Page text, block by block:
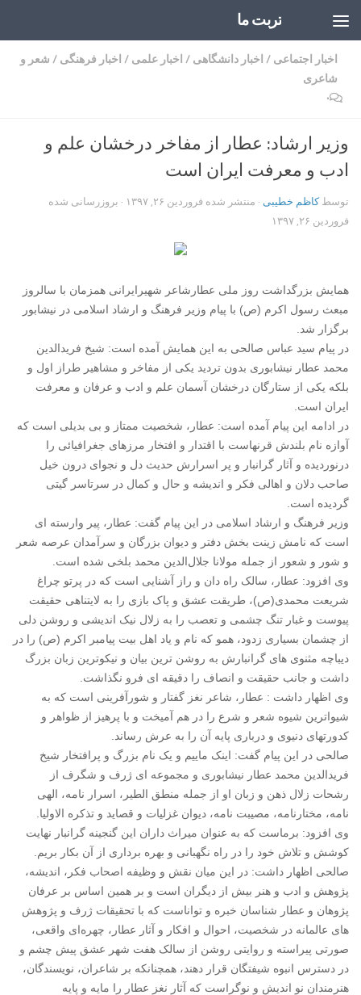
تربت ما
اخبار اجتماعی / اخبار دانشگاهی / اخبار علمی / اخبار فرهنگی / شعر و
شاعری
۰
وزیر ارشاد: عطار از مفاخر درخشان علم و
ادب و معرفت ایران است
توسطکاظم خطیبی · منتشر شده فروردین ۲۶, ۱۳۹۷
· بروزرسانی شده
فروردین ۲۶, ۱۳۹۷
همایش بزرگداشت روز ملی عطارشاعر شهیرایرانی همزمان با سالروز
مبعث رسول اکرم (ص) با پیام وزیر فرهنگ و ارشاد اسلامی در نیشابور
برگزار شد.
در پیام سید عباس صالحی به این همایش آمده است: شیخ فریدالدین
محمد عطار نیشابوری بدون تردید یکی از مفاخر و مشاهیر طراز اول و
بلکه یکی از ستارگان درخشان آسمان علم و ادب و عرفان و معرفت
ایران است.
در ادامه این پیام آمده است: عطار، شخصیت ممتاز و بی بدیلی است که
آوازه نام بلندش قرنهاست با اقتدار و افتخار مرزهای جغرافیائی را
درنوردیده و آثار گرانبار و پر اسرارش حدیث دل و نجوای درون خیل
صاحب دلان و اهالی فکر و اندیشه و حال و کمال در سرتاسر گیتی
گردیده است.
وزیر فرهنگ و ارشاد اسلامی در این پیام گفت: عطار، پیر وارسته ای
است که نامش زینت بخش دفتر و دیوان بزرگان و سرآمدان عرصه شعر
و شور و شعور از جمله مولانا جلال‌الدین محمد بلخی شده است.
وی افزود: عطار، سالک راه دان و راز آشنایی است که در پرتو چراغ
شریعت محمدی‌(ص)، طریقت عشق و پاک بازی را به لایتناهی حقیقت
پیوست و غبار تنگ چشمی و تعصب را به زلال نیک اندیشی و روشن دلی
از چشمان بسیاری زدود، همو که نام و یاد اهل بیت پیامبر اکرم (ص) را در
دیباچه مثنوی های گرانبارش به روشن ترین بیان و نیکوترین زبان بزرگ
داشت و جانب حقیقت و انصاف را دقیقه ای فرو نگذاشت.
وی اظهار داشت : عطار، شاعر نغز گفتار و شورآفرینی است که به
شیواترین شیوه شعر و شرع را در هم آمیخت و با پرهیز از ظواهر و
کدورتهای دنیوی و درباری پایه آن را به عرش رساند.
صالحی در این پیام گفت: اینک ماییم و یک نام بزرگ و پرافتخار شیخ
فریدالدین محمد عطار نیشابوری و مجموعه ای ژرف و شگرف از
رشحات زلال ذهن و زبان او از جمله منطق الطیر، اسرار نامه، الهی
نامه، مختارنامه، مصیبت نامه، دیوان غزلیات و قصاید و تذکره الاولیا.
وی افزود: برماست که به عنوان میراث داران این گنجینه گرانبار نهایت
کوشش و تلاش خود را در راه نگهبانی و بهره برداری از آن بکار بریم.
صالحی اظهار داشت: در این میان نقش و وظیفه اصحاب فکر، اندیشه،
پژوهش و ادب و هنر بیش از دیگران است و بر همین اساس بر عرفان
پژوهان و عطار شناسان خبره و تواناست که با تحقیقات ژرف و پژوهش
های عالمانه در شخصیت، احوال و افکار و آثار عطار، چهره‌ای واقعی،
صورتی پیراسته و روایتی روشن از سالک هفت شهر عشق پیش چشم و
در دسترس انبوه شیفتگان قرار دهند، همچنانکه بر شاعران، نویسندگان،
هنرمندان نو اندیش و نوگراست که آثار نغز عطار را مایه و پایه